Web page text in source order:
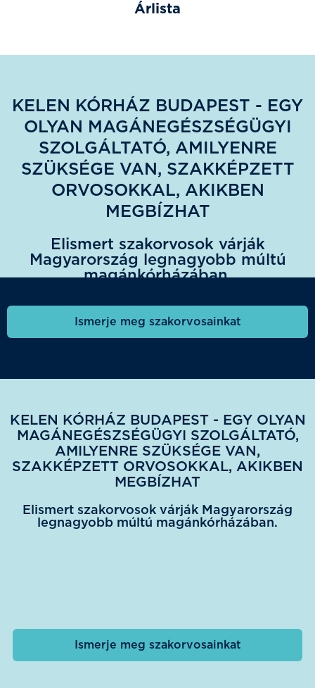
Árlista
KELEN KÓRHÁZ BUDAPEST - EGY
OLYAN MAGÁNEGÉSZSÉGÜGYI
SZOLGÁLTATÓ, AMILYENRE
SZÜKSÉGE VAN, SZAKKÉPZETT
ORVOSOKKAL, AKIKBEN
MEGBÍZHAT
Elismert szakorvosok várják
Magyarország legnagyobb múltú
magánkórházában.
Ismerje meg szakorvosainkat
KELEN KÓRHÁZ BUDAPEST - EGY OLYAN
MAGÁNEGÉSZSÉGÜGYI SZOLGÁLTATÓ,
AMILYENRE SZÜKSÉGE VAN,
SZAKKÉPZETT ORVOSOKKAL, AKIKBEN
MEGBÍZHAT
Elismert szakorvosok várják Magyarország
legnagyobb múltú magánkórházában.
Ismerje meg szakorvosainkat